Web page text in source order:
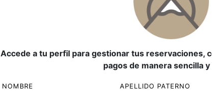
Accede a tu perfil para gestionar tus reservaciones,
pagos de manera sencilla y
NOMBRE APELLIDO PATERNO